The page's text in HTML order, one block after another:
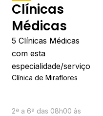
Clínicas
Médicas
5 Clínicas Médicas
com esta
especialidade/serviço
Clínica de Miraflores
2ª a 6ª das 08h00 às